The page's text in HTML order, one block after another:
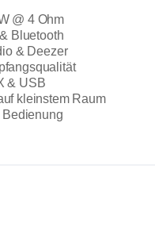
@ 4 Ohm
Bluetooth
& Deezer
& USB
kleinstem Raum
Bedienung